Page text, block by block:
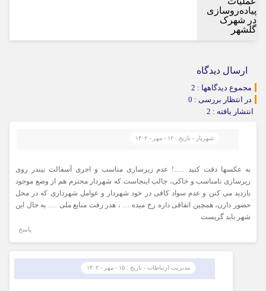
ارسال دیدگاه
مجموع دیدگاهها : 2
در انتظار بررسی : 0
انتشار یافته : 2
شهریار - تاریخ : ۱۲ - مهر - ۱۴۰۲
به عکسها دقت کنید …..! عدم زیرسازی مناسب و اجری آسفالت بیندر روی
زیرسازی نامناسب و خاکی، جالب اینجاست که شهردار محترم هم از وضع موجود
بازدید می کنن و عدم سواد کافی در خود شهردار و عوامل شهرداری که در محل
حضور دارن، همچین اتفاقی داره رخ میده … ، هدر رفت منابع ملی …. به حال این
شهر باید گریست
پاسخ
مدیریت ارتباطات - تاریخ : ۱۵ - مهر - ۱۴۰۲